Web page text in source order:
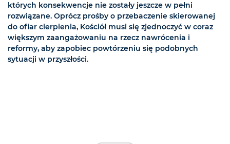
których konsekwencje nie zostały jeszcze w pełni
rozwiązane. Oprócz prośby o przebaczenie skierowanej
do ofiar cierpienia, Kościół musi się zjednoczyć w coraz
większym zaangażowaniu na rzecz nawrócenia i
reformy, aby zapobiec powtórzeniu się podobnych
sytuacji w przyszłości.